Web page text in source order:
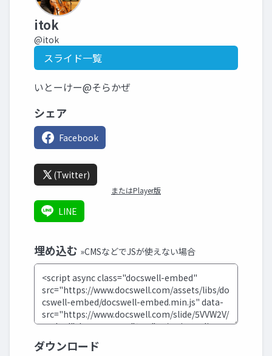
itok
@itok
スライド一覧
いとーけー@そらかぜ
シェア
Facebook
(Twitter)
またはPlayer版
LINE
埋め込む »CMSなどでJSが使えない場合
ダウンロード